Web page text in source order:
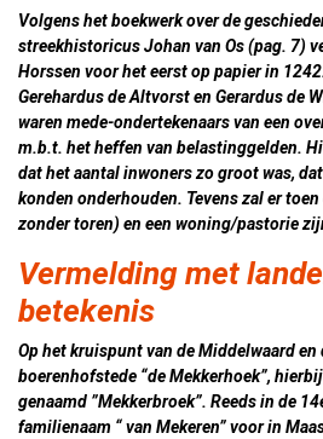
Volgens het boekwerk over de
streekhistoricus Johan van Os (pag. 7)
Horssen voor het eerst op papier in
Gerehardus de Altvorst en Gerardus de
waren mede-ondertekenaars van een
m.b.t. het heffen van belastinggelden.
dat het aantal inwoners zo groot was,
konden onderhouden. Tevens zal er
zonder toren) en een woning/pastorie
Vermelding met
betekenis
Op het kruispunt van de Middelwaard
boerenhofstede “de Mekkerhoek”,
genaamd ”Mekkerbroek”. Reeds in de
familienaam “ van Mekeren” voor in